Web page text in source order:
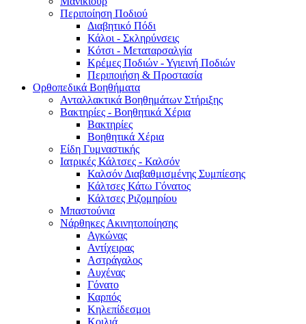
Περιποίηση Ποδιού
Διαβητικό Πόδι
Κάλοι - Σκληρύνσεις
Κότσι - Μεταταρσαλγία
Κρέμες Ποδιών - Υγιεινή Ποδιών
Περιποιήση & Προστασία
Ορθοπεδικά Βοηθήματα
Ανταλλακτικά Βοηθημάτων Στήριξης
Βακτηρίες - Βοηθητικά Χέρια
Βακτηρίες
Βοηθητικά Χέρια
Είδη Γυμναστικής
Ιατρικές Κάλτσες - Καλσόν
Καλσόν Διαβαθμισμένης Συμπίεσης
Κάλτσες Κάτω Γόνατος
Κάλτσες Ριζομηρίου
Μπαστούνια
Νάρθηκες Ακινητοποίησης
Αγκώνας
Αντίχειρας
Αστράγαλος
Αυχένας
Γόνατο
Καρπός
Κηλεπίδεσμοι
Κοιλιά